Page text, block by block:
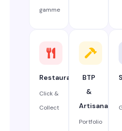
gamme
Restauration
Click &
Collect
BTP
&
Artisanat
Portfolio